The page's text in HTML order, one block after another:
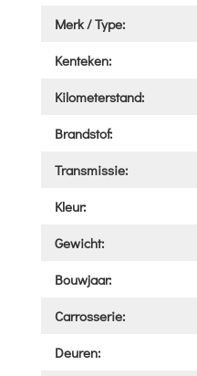
Merk / Type:
Kenteken:
Kilometerstand:
Brandstof:
Transmissie:
Kleur:
Gewicht:
Bouwjaar:
Carrosserie:
Deuren: